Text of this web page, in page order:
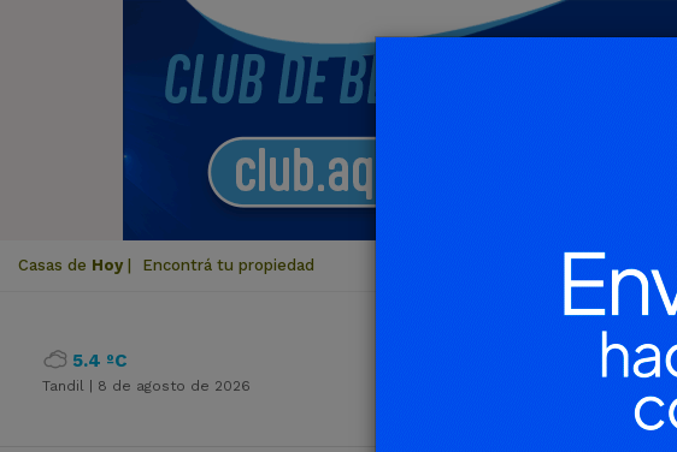
Casas de Hoy Encontrá tu propiedad
5.4 ºC
Tandil | 8 de agosto de 2026